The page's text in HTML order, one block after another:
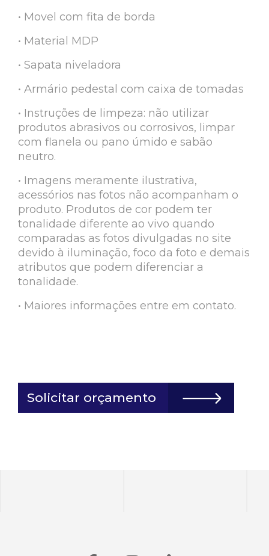
• Movel com fita de borda
• Material MDP
• Sapata niveladora
• Armário pedestal com caixa de tomadas
• Instruções de limpeza: não utilizar
produtos abrasivos ou corrosivos, limpar
com flanela ou pano úmido e sabão
neutro.
• Imagens meramente ilustrativa,
acessórios nas fotos não acompanham o
produto. Produtos de cor podem ter
tonalidade diferente ao vivo quando
comparadas as fotos divulgadas no site
devido à iluminação, foco da foto e demais
atributos que podem diferenciar a
tonalidade.
• Maiores informações entre em contato.
Solicitar orçamento